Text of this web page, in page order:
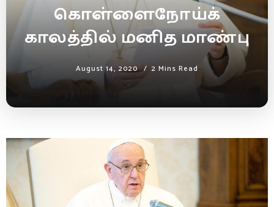
கொள்ளைநோய்க்
காலத்தில் மனித மாண்பு
August 14, 2020 2 Mins Read